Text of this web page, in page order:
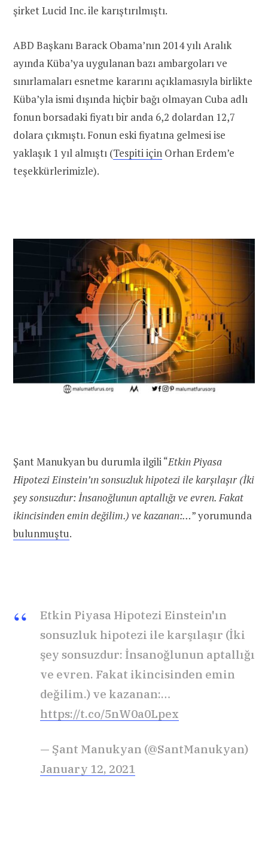
şirket Lucid Inc. ile karıştırılmıştı.
ABD Başkanı Barack Obama’nın 2014 yılı Aralık
ayında Küba’ya uygulanan bazı ambargoları ve
sınırlamaları esnetme kararını açıklamasıyla birlikte
Küba’yla ismi dışında hiçbir bağı olmayan Cuba adlı
fonun borsadaki fiyatı bir anda 6,2 dolardan 12,7
dolara çıkmıştı. Fonun eski fiyatına gelmesi ise
yaklaşık 1 yıl almıştı (Tespiti için Orhan Erdem’e
teşekkürlerimizle).
Şant Manukyan bu durumla ilgili “Etkin Piyasa
Hipotezi Einstein’ın sonsuzluk hipotezi ile karşılaşır (İki
şey sonsuzdur: İnsanoğlunun aptallığı ve evren. Fakat
ikincisinden emin değilim.) ve kazanan:…” yorumunda
bulunmuştu.
Etkin Piyasa Hipotezi Einstein'ın
sonsuzluk hipotezi ile karşılaşır (İki
şey sonsuzdur: İnsanoğlunun aptallığı
ve evren. Fakat ikincisinden emin
değilim.) ve kazanan:…
https://t.co/5nW0a0Lpex
— Şant Manukyan (@SantManukyan)
January 12, 2021